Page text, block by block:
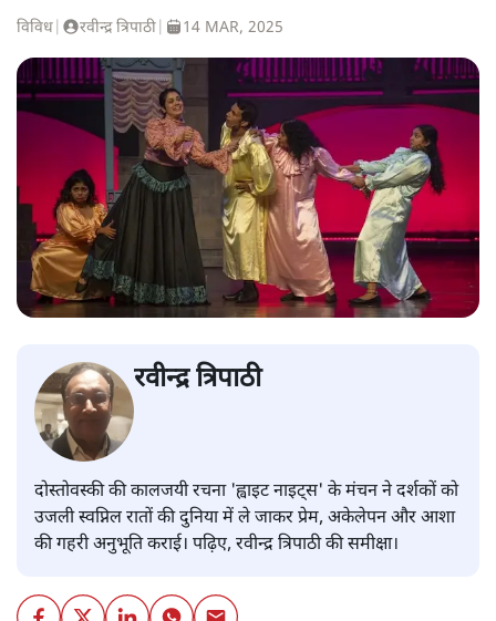
विविध रवीन्द्र त्रिपाठी 14 MAR, 2025
रवीन्द्र त्रिपाठी
दोस्तोवस्की की कालजयी रचना 'ह्वाइट नाइट्स' के मंचन ने दर्शकों को
उजली स्वप्निल रातों की दुनिया में ले जाकर प्रेम, अकेलेपन और आशा
की गहरी अनुभूति कराई। पढ़िए, रवीन्द्र त्रिपाठी की समीक्षा।